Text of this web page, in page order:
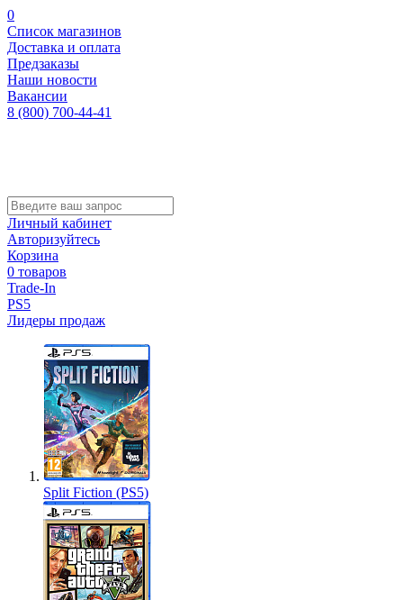
0
Список магазинов
Доставка и оплата
Предзаказы
Наши новости
Вакансии
8 (800) 700-44-41
Личный кабинет
Авторизуйтесь
Корзина
0 товаров
Trade-In
PS5
Лидеры продаж
Split Fiction (PS5)